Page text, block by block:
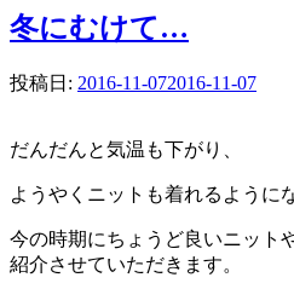
冬にむけて…
投稿日: 2016-11-072016-11-07
だんだんと気温も下がり、
ようやくニットも着れるように
今の時期にちょうど良いニット
紹介させていただきます。